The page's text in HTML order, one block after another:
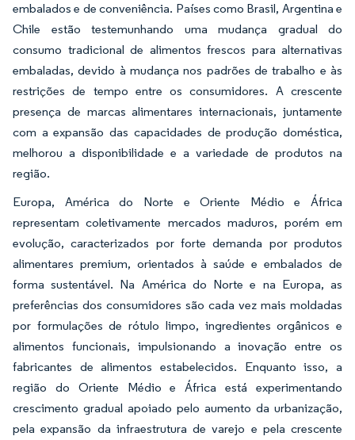
embalados e de conveniência. Países como Brasil, Argentina e
Chile estão testemunhando uma mudança gradual do
consumo tradicional de alimentos frescos para alternativas
embaladas, devido à mudança nos padrões de trabalho e às
restrições de tempo entre os consumidores. A crescente
presença de marcas alimentares internacionais, juntamente
com a expansão das capacidades de produção doméstica,
melhorou a disponibilidade e a variedade de produtos na
região.
Europa, América do Norte e Oriente Médio e África
representam coletivamente mercados maduros, porém em
evolução, caracterizados por forte demanda por produtos
alimentares premium, orientados à saúde e embalados de
forma sustentável. Na América do Norte e na Europa, as
preferências dos consumidores são cada vez mais moldadas
por formulações de rótulo limpo, ingredientes orgânicos e
alimentos funcionais, impulsionando a inovação entre os
fabricantes de alimentos estabelecidos. Enquanto isso, a
região do Oriente Médio e África está experimentando
crescimento gradual apoiado pelo aumento da urbanização,
pela expansão da infraestrutura de varejo e pela crescente